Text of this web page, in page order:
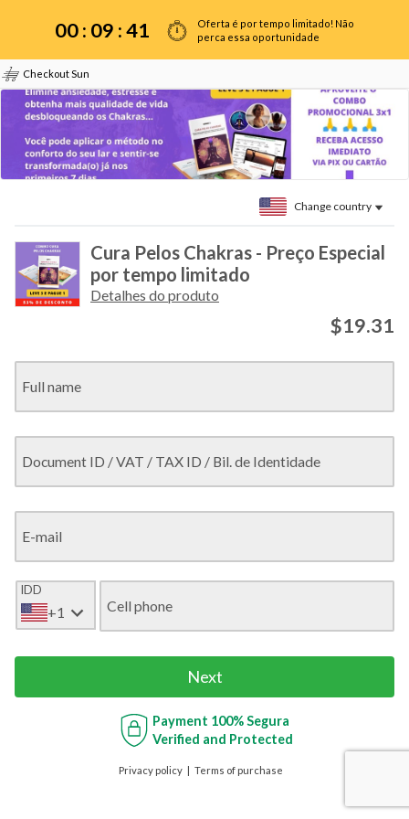
00 : 09 :41
Oferta é por tempo limitado! Não
perca essa oportunidade
Checkout Sun
Change country
Cura Pelos Chakras - Preço Especial
por tempo limitado
Detalhes do produto
$19.31
Full name
Document ID / VAT / TAX ID / Bil. de Identidade
E-mail
IDD
+1 Cell phone
Next
Payment 100% Segura
Verified and Protected
Privacy policy Terms of purchase